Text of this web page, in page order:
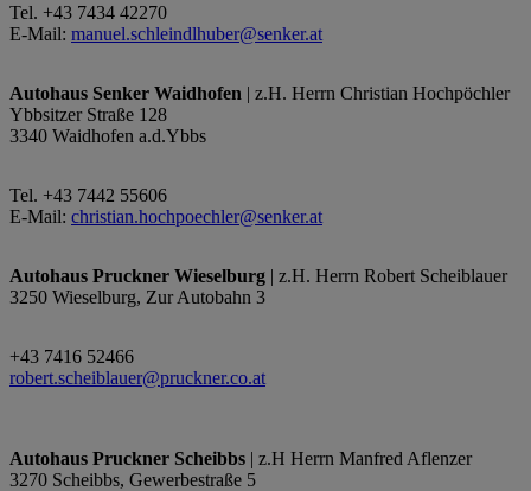
Tel. +43 7434 42270
E-Mail: manuel.schleindlhuber@senker.at
Autohaus Senker Waidhofen | z.H. Herrn Christian Hochpöchler
Ybbsitzer Straße 128
3340 Waidhofen a.d.Ybbs
Tel. +43 7442 55606
E-Mail: christian.hochpoechler@senker.at
Autohaus Pruckner Wieselburg | z.H. Herrn Robert Scheiblauer
3250 Wieselburg, Zur Autobahn 3
+43 7416 52466
robert.scheiblauer@pruckner.co.at
Autohaus Pruckner Scheibbs | z.H Herrn Manfred Aflenzer
3270 Scheibbs, Gewerbestraße 5